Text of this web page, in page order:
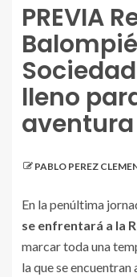
PREVIA
lleno
PABLO PEREZ
En la penúltima
se enfrentará a la
marcar toda una
la que se